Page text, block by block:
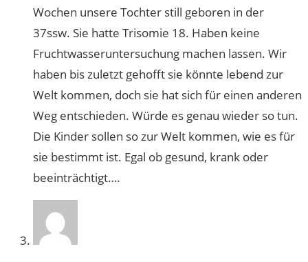
Wochen unsere Tochter still geboren in der
37ssw. Sie hatte Trisomie 18. Haben keine
Fruchtwasseruntersuchung machen lassen. Wir
haben bis zuletzt gehofft sie könnte lebend zur
Welt kommen, doch sie hat sich für einen anderen
Weg entschieden. Würde es genau wieder so tun.
Die Kinder sollen so zur Welt kommen, wie es für
sie bestimmt ist. Egal ob gesund, krank oder
beeinträchtigt….